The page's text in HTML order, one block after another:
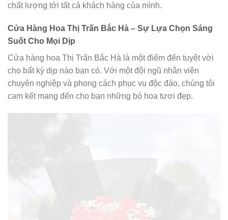
chất lượng tới tất cả khách hàng của mình.
Cửa Hàng Hoa Thị Trấn Bắc Hà – Sự Lựa Chọn Sáng
Suốt Cho Mọi Dịp
Cửa hàng hoa Thị Trấn Bắc Hà là một điểm đến tuyệt vời
cho bất kỳ dịp nào bạn có. Với một đội ngũ nhân viên
chuyên nghiệp và phong cách phục vụ độc đáo, chúng tôi
cam kết mang đến cho bạn những bó hoa tươi đẹp.